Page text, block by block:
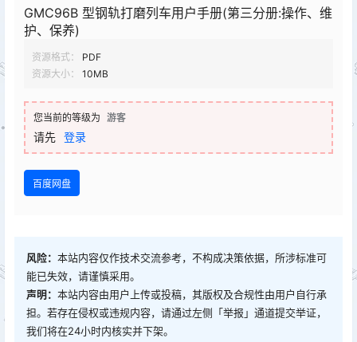
GMC96B 型钢轨打磨列车用户手册(第三分册:操作、维
护、保养)
资源格式：
PDF
资源大小：
10MB
您当前的等级为 游客
请先 登录
百度网盘
风险： 本站内容仅作技术交流参考，不构成决策依据，所涉标准可
能已失效，请谨慎采用。
声明： 本站内容由用户上传或投稿，其版权及合规性由用户自行承
担。若存在侵权或违规内容，请通过左侧「举报」通道提交举证，
我们将在24小时内核实并下架。